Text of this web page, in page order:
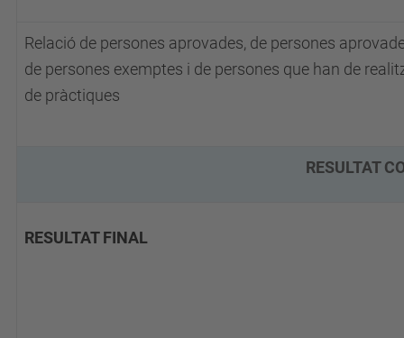
Relació de persones aprovades, de persones
de persones exemptes i de persones que han de
de pràctiques
RESULTAT
RESULTAT FINAL